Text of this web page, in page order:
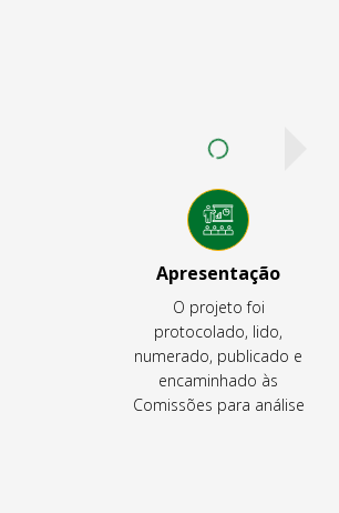
Apresentação
O projeto foi
protocolado, lido,
numerado, publicado e
encaminhado às
Comissões para análise